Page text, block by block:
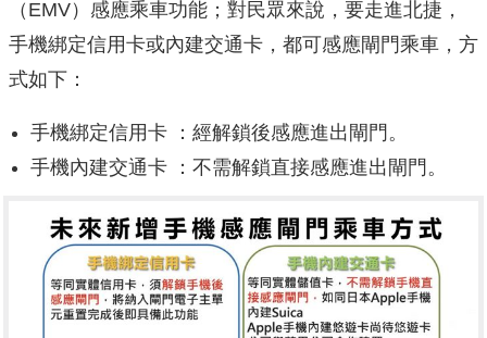
（EMV）感應乘車功能；對民眾來說，要走進北捷，
手機綁定信用卡或內建交通卡，都可感應閘門乘車，方
式如下：
手機綁定信用卡 ：經解鎖後感應進出閘門。
手機內建交通卡 ：不需解鎖直接感應進出閘門。